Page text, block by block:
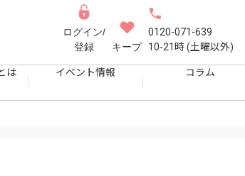
ログイン/
登録
キープ
0120-071-639
10-21時 (土曜以外)
は イベント情報 コラム